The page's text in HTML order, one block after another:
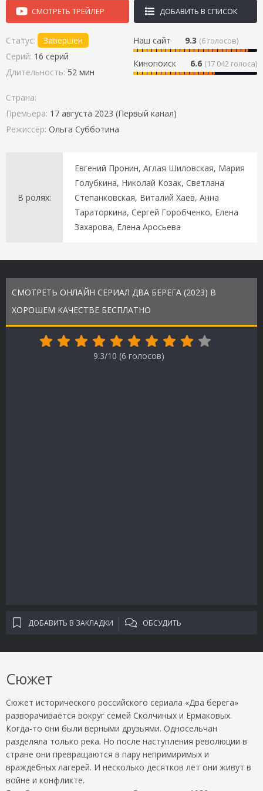
СМОТРЕТЬ ТРЕЙЛЕР ДОБАВИТЬ В СПИСОК
Наш сайт 9.3 (6 голосов)
Кинопоиск 6.6 (17 042 голоса)
Статус:
Завершен
Серий: 16 серий
Длительность: 52 мин
Страна:
Премьера: 17 августа 2023 (Первый канал)
Режиссёр: Ольга Субботина
В ролях:
Евгений Пронин, Аглая Шиловская, Мария
Голубкина, Николай Козак, Светлана
Степанковская, Виталий Хаев, Анна
Тараторкина, Сергей Горобченко, Елена
Захарова, Елена Аросьева
СМОТРЕТЬ ОНЛАЙН СЕРИАЛ ДВА БЕРЕГА (2023) В
ХОРОШЕМ КАЧЕСТВЕ БЕСПЛАТНО
9.3/10 (6 голосов)
ДОБАВИТЬ В ЗАКЛАДКИ ОБСУДИТЬ
Сюжет
Сюжет исторического российского сериала «Два берега»
разворачивается вокруг семей Сколчиных и Ермаковых.
Когда-то они были верными друзьями. Односельчан
разделяла только река. Но после наступления революции в
стране они превращаются в пару непримиримых и
враждебных лагерей. И несколько десятков лет они живут в
войне и конфликте.